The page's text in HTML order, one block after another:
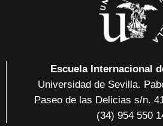
Escuela Internacional
Universidad de Sevilla.
Paseo de las Delicias s/n.
(34) 954 550